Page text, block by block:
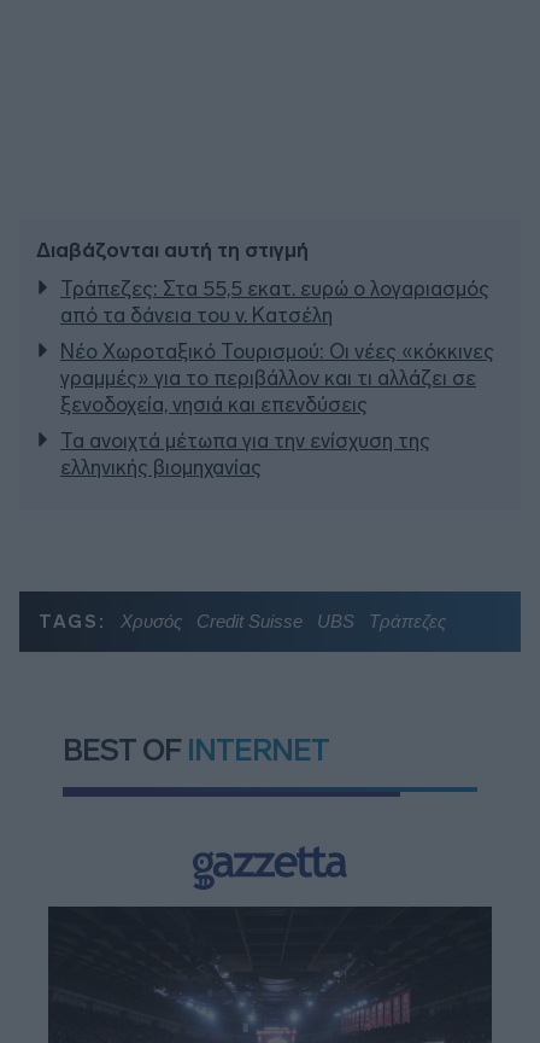
Διαβάζονται αυτή τη στιγμή
Τράπεζες: Στα 55,5 εκατ. ευρώ ο λογαριασμός
από τα δάνεια του ν. Κατσέλη
Νέο Χωροταξικό Τουρισμού: Οι νέες «κόκκινες
γραμμές» για το περιβάλλον και τι αλλάζει σε
ξενοδοχεία, νησιά και επενδύσεις
Τα ανοιχτά μέτωπα για την ενίσχυση της
ελληνικής βιομηχανίας
TAGS: Χρυσός Credit Suisse UBS Τράπεζες
BEST OF INTERNET